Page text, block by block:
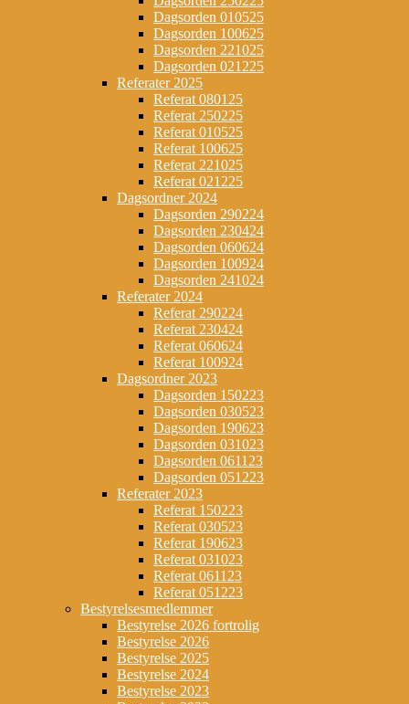
Dagsorden 010525
Dagsorden 100625
Dagsorden 221025
Dagsorden 021225
Referater 2025
Referat 080125
Referat 250225
Referat 010525
Referat 100625
Referat 221025
Referat 021225
Dagsordner 2024
Dagsorden 290224
Dagsorden 230424
Dagsorden 060624
Dagsorden 100924
Dagsorden 241024
Referater 2024
Referat 290224
Referat 230424
Referat 060624
Referat 100924
Dagsordner 2023
Dagsorden 150223
Dagsorden 030523
Dagsorden 190623
Dagsorden 031023
Dagsorden 061123
Dagsorden 051223
Referater 2023
Referat 150223
Referat 030523
Referat 190623
Referat 031023
Referat 061123
Referat 051223
Bestyrelsesmedlemmer
Bestyrelse 2026 fortrolig
Bestyrelse 2026
Bestyrelse 2025
Bestyrelse 2024
Bestyrelse 2023